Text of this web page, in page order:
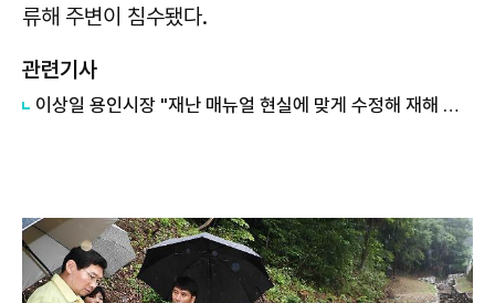
류해 주변이 침수됐다.
관련기사
이상일 용인시장 "재난 매뉴얼 현실에 맞게 수정해 재해 대비해야"